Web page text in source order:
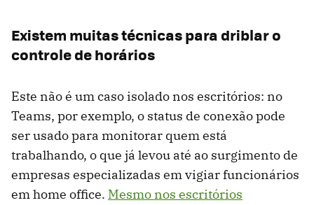
Existem muitas técnicas para driblar o
controle de horários
Este não é um caso isolado nos escritórios: no
Teams, por exemplo, o status de conexão pode
ser usado para monitorar quem está
trabalhando, o que já levou até ao surgimento de
empresas especializadas em vigiar funcionários
em home office. Mesmo nos escritórios